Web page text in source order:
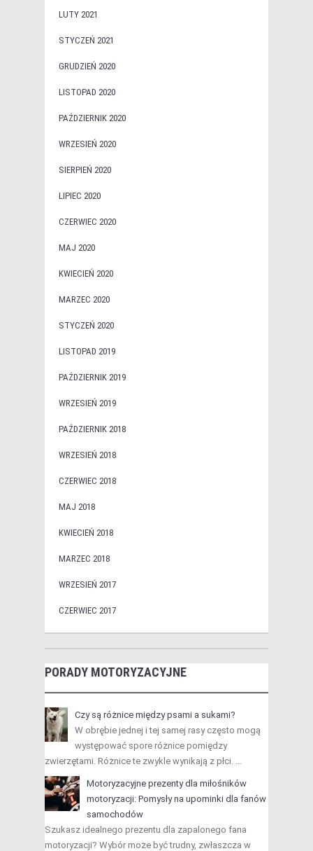
LUTY 2021
STYCZEŃ 2021
GRUDZIEŃ 2020
LISTOPAD 2020
PAŹDZIERNIK 2020
WRZESIEŃ 2020
SIERPIEŃ 2020
LIPIEC 2020
CZERWIEC 2020
MAJ 2020
KWIECIEŃ 2020
MARZEC 2020
STYCZEŃ 2020
LISTOPAD 2019
PAŹDZIERNIK 2019
WRZESIEŃ 2019
PAŹDZIERNIK 2018
WRZESIEŃ 2018
CZERWIEC 2018
MAJ 2018
KWIECIEŃ 2018
MARZEC 2018
WRZESIEŃ 2017
CZERWIEC 2017
PORADY MOTORYZACYJNE
Czy są różnice między psami a sukami?
W obrębie jednej i tej samej rasy często mogą
występować spore różnice pomiędzy
zwierzętami. Różnice te zwykle wynikają z płci. …
Motoryzacyjne prezenty dla miłośników
motoryzacji: Pomysły na upominki dla fanów
samochodów
Szukasz idealnego prezentu dla zapalonego fana
motoryzacji? Wybór może być trudny, zwłaszcza w